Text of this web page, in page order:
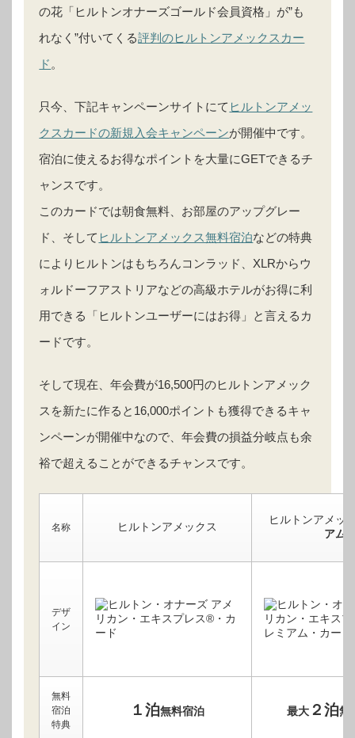
の花「ヒルトンオナーズゴールド会員資格」が”も
れなく”付いてくる評判のヒルトンアメックスカー
ド。
只今、下記キャンペーンサイトにて ヒルトンアメッ
クスカードの新規入会キャンペーンが開催中です。
宿泊に使えるお得なポイントを大量にGETできるチ
ャンスです。
このカードでは朝食無料、お部屋のアップグレー
ド、そして ヒルトンアメックス無料宿泊などの特典
によりヒルトンはもちろんコンラッド、XLRからウ
ォルドーフアストリアなどの高級ホテルがお得に利
用できる「ヒルトンユーザーにはお得」と言えるカ
ードです。
そして現在、年会費が16,500円のヒルトンアメック
スを新たに作ると16,000ポイントも獲得できるキャ
ンペーンが開催中なので、年会費の損益分岐点も余
裕で超えることができるチャンスです。
名称 ヒルトンアメックス
ヒルトンアメッ
アム
デザ
イン
無料
宿泊
特典
１泊無料宿泊 最大２泊無